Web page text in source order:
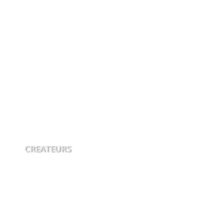
CREATEURS